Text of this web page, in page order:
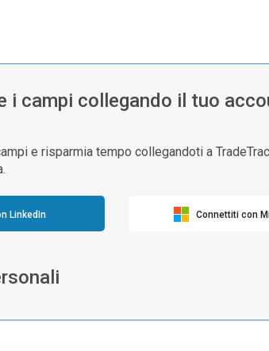
i campi collegando il tuo
e risparmia tempo collegandoti a
LinkedIn Connettiti con